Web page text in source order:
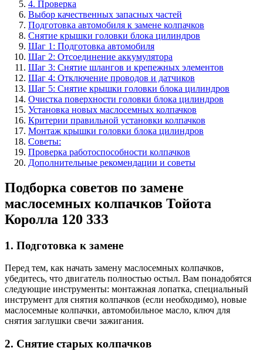
4. Проверка
Выбор качественных запасных частей
Подготовка автомобиля к замене колпачков
Снятие крышки головки блока цилиндров
Шаг 1: Подготовка автомобиля
Шаг 2: Отсоединение аккумулятора
Шаг 3: Снятие шлангов и крепежных элементов
Шаг 4: Отключение проводов и датчиков
Шаг 5: Снятие крышки головки блока цилиндров
Очистка поверхности головки блока цилиндров
Установка новых маслосемных колпачков
Критерии правильной установки колпачков
Монтаж крышки головки блока цилиндров
Советы:
Проверка работоспособности колпачков
Дополнительные рекомендации и советы
Подборка советов по замене
маслосемных колпачков Тойота
Королла 120 3ЗЗ
1. Подготовка к замене
Перед тем, как начать замену маслосемных колпачков,
убедитесь, что двигатель полностью остыл. Вам понадобятся
следующие инструменты: монтажная лопатка, специальный
инструмент для снятия колпачков (если необходимо), новые
маслосемные колпачки, автомобильное масло, ключ для
снятия заглушки свечи зажигания.
2. Снятие старых колпачков